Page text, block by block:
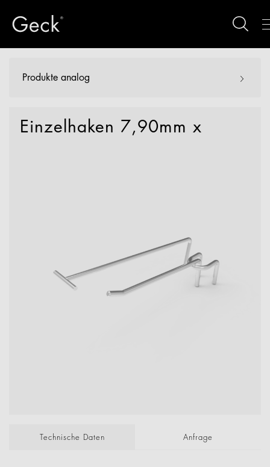
Produkte analog
Einzelhaken 7,90mm x
Technische Daten Anfrage